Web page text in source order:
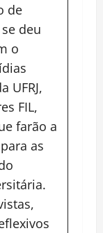
de
deu
o
UFRJ,
FIL,
farão a
as